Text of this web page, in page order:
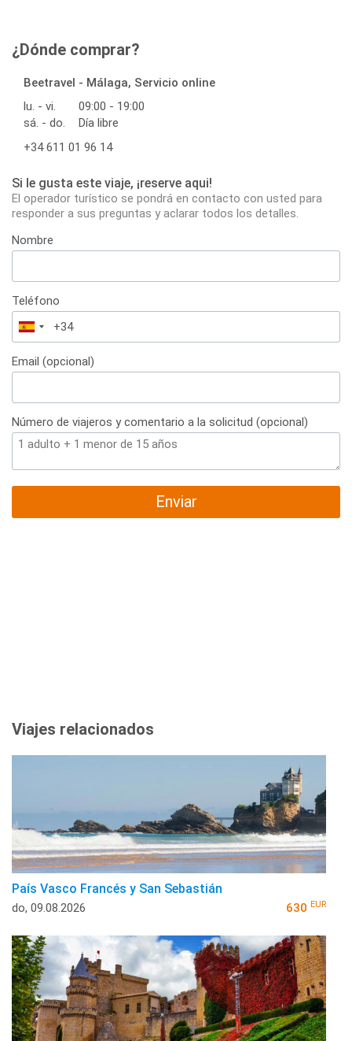
¿Dónde comprar?
Beetravel - Málaga, Servicio online
lu. - vi.
09:00 - 19:00
sá. - do.
Día libre
+34 611 01 96 14
Si le gusta este viaje, ¡reserve aqui!
El operador turístico se pondrá en contacto con usted para
responder a sus preguntas y aclarar todos los detalles.
Nombre
Teléfono
España
+34
Email (opcional)
Número de viajeros y comentario a la solicitud (opcional)
Enviar
Viajes relacionados
País Vasco Francés y San Sebastián
do, 09.08.2026 630 EUR